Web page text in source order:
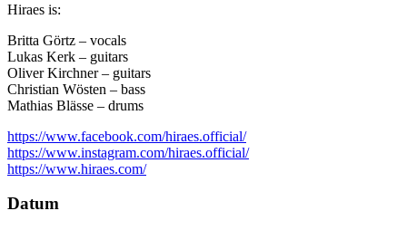
Hiraes is:
Britta Görtz – vocals
Lukas Kerk – guitars
Oliver Kirchner – guitars
Christian Wösten – bass
Mathias Blässe – drums
https://www.facebook.com/hiraes.official/
https://www.instagram.com/hiraes.official/
https://www.hiraes.com/
Datum